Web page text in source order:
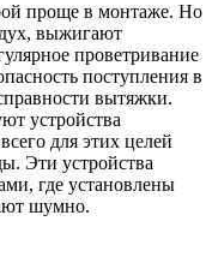
проще в монтаже. Но
выжигают
проветривание
поступления в
вытяжки.
устройства
для этих целей
Эти устройства
где установлены
шумно.